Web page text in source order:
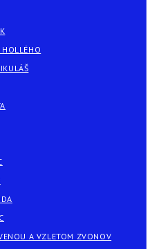
A VZLETOM ZVONOV